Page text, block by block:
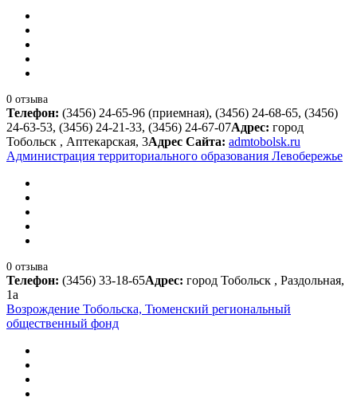
0 отзыва
Телефон: (3456) 24-65-96 (приемная), (3456) 24-68-65, (3456)
24-63-53, (3456) 24-21-33, (3456) 24-67-07Адрес: город
Тобольск , Аптекарская, 3Адрес Сайта: admtobolsk.ru
Администрация территориального образования Левобережье
0 отзыва
Телефон: (3456) 33-18-65Адрес: город Тобольск , Раздольная,
1а
Возрождение Тобольска, Тюменский региональный
общественный фонд